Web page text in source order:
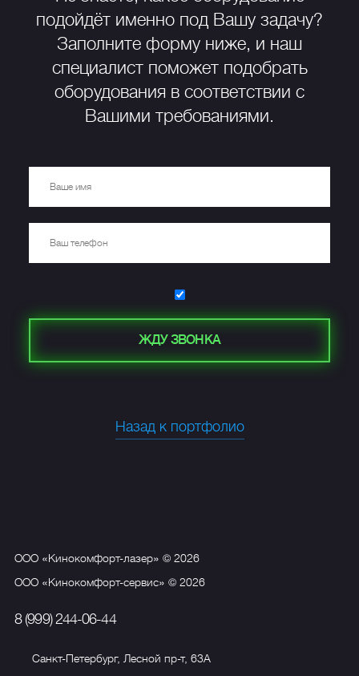
подойдёт именно под Вашу задачу?
Заполните форму ниже, и наш
специалист поможет подобрать
оборудования в соответствии с
Вашими требованиями.
Назад к портфолио
ООО «Кинокомфорт-лазер» © 2026
ООО «Кинокомфорт-сервис» © 2026
8 (999) 244-06-44
Санкт-Петербург, Лесной пр-т, 63А